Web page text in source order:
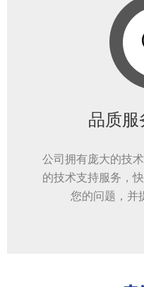
品质服
公司拥有庞大的技
的技术支持服务，
您的问题，并